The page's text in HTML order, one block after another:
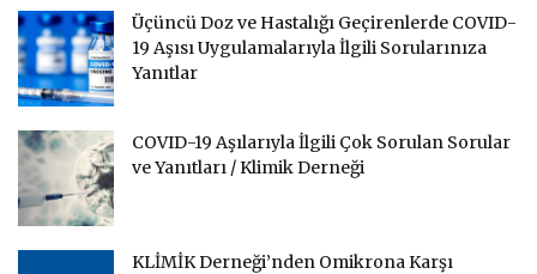
Üçüncü Doz ve Hastalığı Geçirenlerde COVID-
19 Aşısı Uygulamalarıyla İlgili Sorularınıza
Yanıtlar
COVID-19 Aşılarıyla İlgili Çok Sorulan Sorular
ve Yanıtları / Klimik Derneği
KLİMİK Derneği’nden Omikrona Karşı